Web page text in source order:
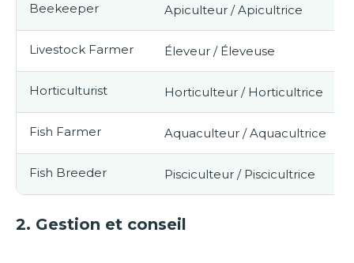
Beekeeper Apiculteur / Apicultrice
Livestock Farmer Éleveur / Éleveuse
Horticulturist Horticulteur / Horticultrice
Fish Farmer Aquaculteur / Aquacultrice
Fish Breeder Pisciculteur / Piscicultrice
2. Gestion et conseil